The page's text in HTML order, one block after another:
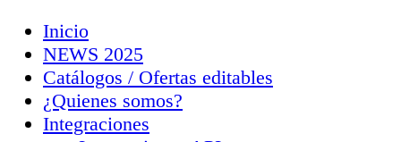
Inicio
NEWS 2025
Catálogos / Ofertas editables
¿Quienes somos?
Integraciones